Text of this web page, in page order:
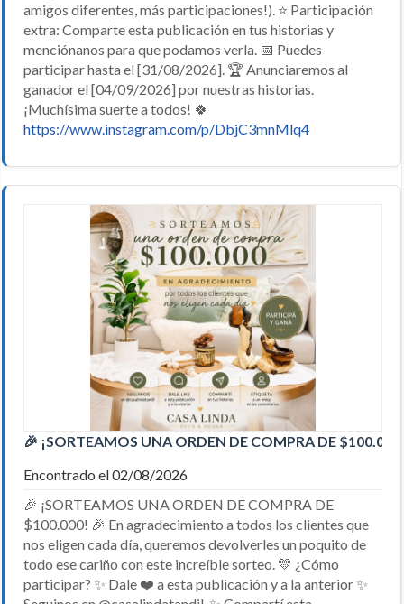
amigos diferentes, más participaciones!). ⭐ Participación
extra: Comparte esta publicación en tus historias y
menciónanos para que podamos verla. 📅 Puedes
participar hasta el [31/08/2026]. 🏆 Anunciaremos al
ganador el [04/09/2026] por nuestras historias.
¡Muchísima suerte a todos! 🍀
https://www.instagram.com/p/DbjC3mnMlq4
🎉 ¡SORTEAMOS UNA ORDEN DE COMPRA DE
Encontrado el 02/08/2026
🎉 ¡SORTEAMOS UNA ORDEN DE COMPRA DE
$100.000! 🎉 En agradecimiento a todos los clientes que
nos eligen cada día, queremos devolverles un poquito de
todo ese cariño con este increíble sorteo. 💛 ¿Cómo
participar? ✨ Dale ❤️ a esta publicación y a la anterior ✨